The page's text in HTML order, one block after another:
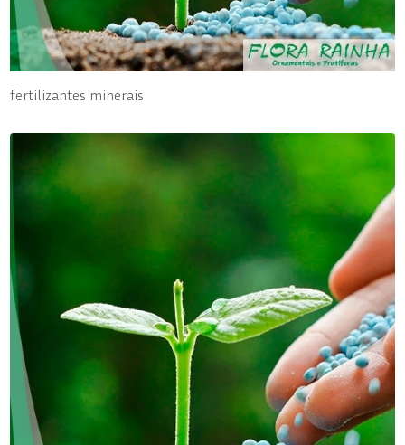
fertilizantes minerais